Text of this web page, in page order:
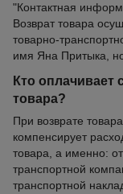
"Контактная
Возврат товара
товарно-
имя Яна Притыка,
Кто оплачивает
товара?
При возврате
компенсирует
товара, а именно:
транспортной
транспортной